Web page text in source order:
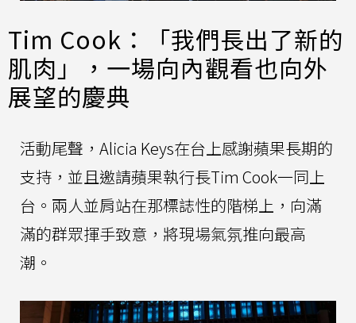
Tim Cook：「我們長出了新的
肌肉」，一場向內觀看也向外
展望的慶典
活動尾聲，Alicia Keys在台上感謝蘋果長期的
支持，並且邀請蘋果執行長Tim Cook一同上
台。兩人並肩站在那標誌性的階梯上，向滿
滿的群眾揮手致意，將現場氣氛推向最高
潮。